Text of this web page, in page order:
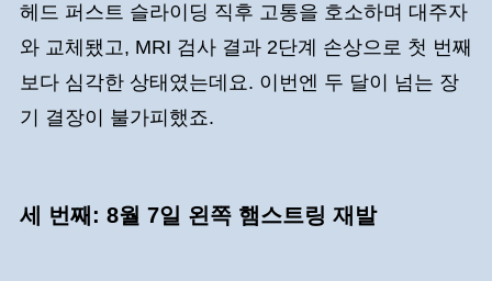
헤드 퍼스트 슬라이딩 직후 고통을 호소하며 대주자
와 교체됐고, MRI 검사 결과 2단계 손상으로 첫 번째
보다 심각한 상태였는데요. 이번엔 두 달이 넘는 장
기 결장이 불가피했죠.
세 번째: 8월 7일 왼쪽 햄스트링 재발